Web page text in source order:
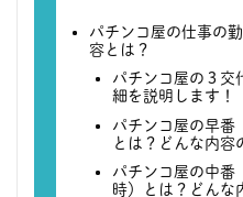
パチンコ屋の仕事の
容とは？
パチンコ屋の３交
細を説明します！
パチンコ屋の早番
とは？どんな内容
パチンコ屋の中番
時）とは？どんな